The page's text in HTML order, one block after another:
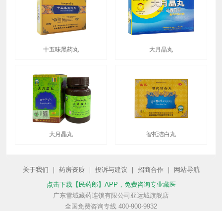
十五味黑药丸 大月晶丸
大月晶丸 智托洁白丸
关于我们 ｜ 药房资质｜ 投诉与建议 ｜ 招商合作｜
网站导航
点击下载【民药郎】APP ，免费咨询专业藏医
广东雪域藏药连锁有限公司亚运城旗舰店
全国免费咨询专线 400-900-9932